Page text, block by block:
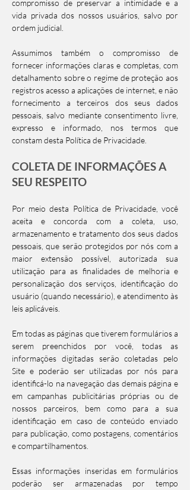
compromisso de preservar a intimidade e a
vida privada dos nossos usuários, salvo por
ordem judicial.
Assumimos também o compromisso de
fornecer informações claras e completas, com
detalhamento sobre o regime de proteção aos
registros acesso a aplicações de internet, e não
fornecimento a terceiros dos seus dados
pessoais, salvo mediante consentimento livre,
expresso e informado, nos termos que
constam desta Política de Privacidade.
COLETA DE INFORMAÇÕES A
SEU RESPEITO
Por meio desta Política de Privacidade, você
aceita e concorda com a coleta, uso,
armazenamento e tratamento dos seus dados
pessoais, que serão protegidos por nós com a
maior extensão possível, autorizada sua
utilização para as finalidades de melhoria e
personalização dos serviços, identificação do
usuário (quando necessário), e atendimento às
leis aplicáveis.
Em todas as páginas que tiverem formulários a
serem preenchidos por você, todas as
informações digitadas serão coletadas pelo
Site e poderão ser utilizadas por nós para
identificá-lo na navegação das demais página e
em campanhas publicitárias próprias ou de
nossos parceiros, bem como para a sua
identificação em caso de conteúdo enviado
para publicação, como postagens, comentários
e compartilhamentos.
Essas informações inseridas em formulários
poderão ser armazenadas por tempo